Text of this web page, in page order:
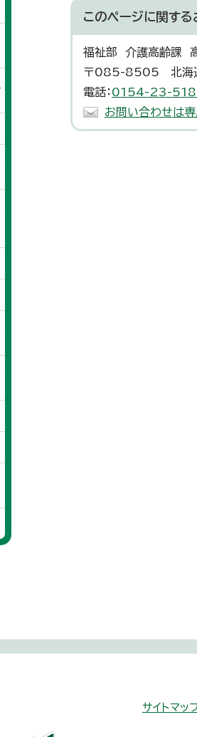
このページに関する
福祉部 介護高齢課
〒085-8505 北海道
電話： 0154-23-
お問い合わせは専
サイトマッ